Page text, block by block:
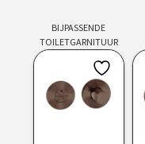
BIJPASSENDE
TOILETGARNITUUR